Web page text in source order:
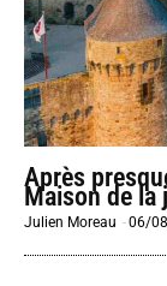
Après
Maison de la
Julien Moreau -06/